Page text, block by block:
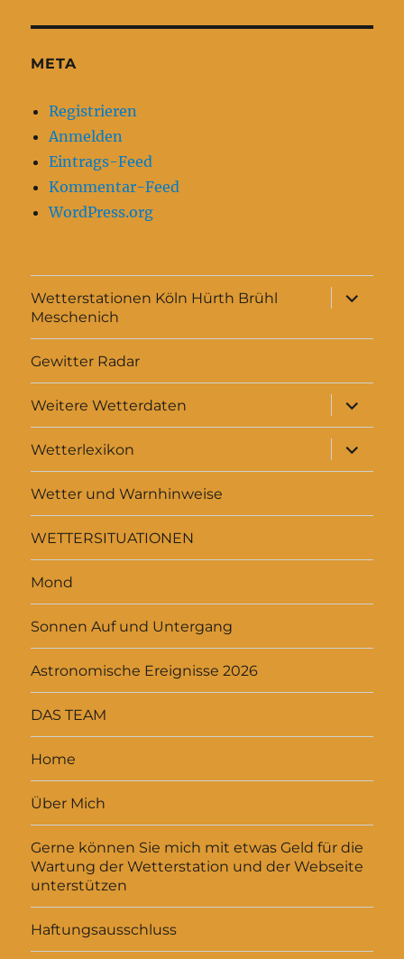
META
Registrieren
Anmelden
Eintrags-Feed
Kommentar-Feed
WordPress.org
Wetterstationen Köln Hürth Brühl
Meschenich
anzeigen
Gewitter Radar
Weitere Wetterdaten
anzeigen
Wetterlexikon
anzeigen
Wetter und Warnhinweise
WETTERSITUATIONEN
Mond
Sonnen Auf und Untergang
Astronomische Ereignisse 2026
DAS TEAM
Home
Über Mich
Gerne können Sie mich mit etwas Geld für die
Wartung der Wetterstation und der Webseite
unterstützen
Haftungsausschluss